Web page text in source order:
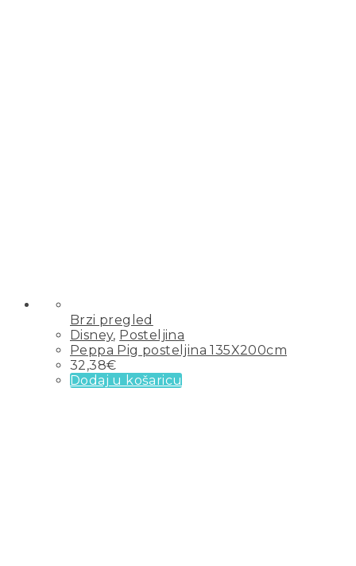
Brzi pregled
Disney, Posteljina
Peppa Pig posteljina 135X200cm
32,38€
Dodaj u košaricu